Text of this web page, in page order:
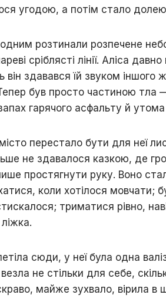
угодою, а потім стало
розтинали розпечене
сріблясті лінії. Аліса
здавався їй звуком іншого
був просто частиною
гарячого асфальту й утома
перестало бути для неї
не здавалося казкою, де
простягнути руку. Воно
коли хотілося мовчати;
триматися рівно,
сюди, у неї була одна
не стільки для себе,
майже зухвало, вірила в